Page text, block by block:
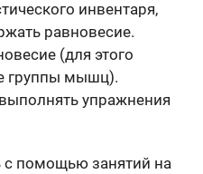
инвентаря,
равновесие.
(для этого
группы мышц).
упражнения
с помощью занятий на